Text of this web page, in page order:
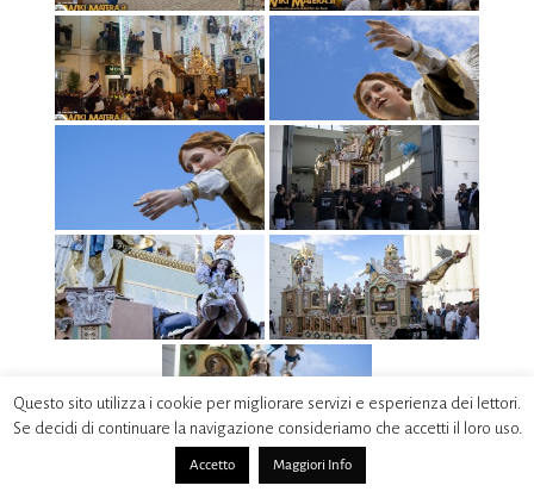
Questo sito utilizza i cookie per migliorare servizi e esperienza dei lettori.
Se decidi di continuare la navigazione consideriamo che accetti il loro uso.
Accetto Maggiori Info